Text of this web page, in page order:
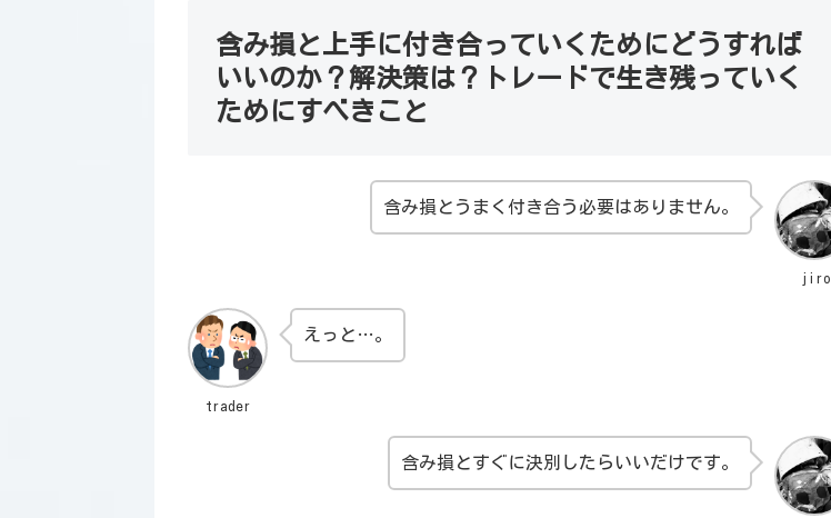
含み損と上手に付き合っていくためにどうすれば
いいのか？解決策は？トレードで生き残っていく
ためにすべきこと
jiro
含み損とうまく付き合う必要はありません。
trader
えっと…。
含み損とすぐに決別したらいいだけです。